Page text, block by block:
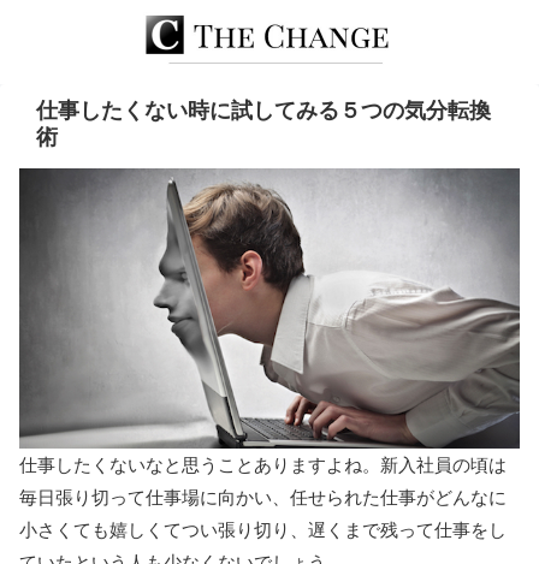
仕事したくない時に試してみる５つの気分転換
術
仕事したくないなと思うことありますよね。新入社員の頃は
毎日張り切って仕事場に向かい、任せられた仕事がどんなに
小さくても嬉しくてつい張り切り、遅くまで残って仕事をし